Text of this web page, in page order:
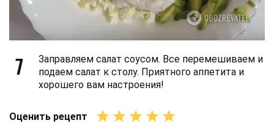
7
Заправляем салат соусом. Все перемешиваем и
подаем салат к столу. Приятного аппетита и
хорошего вам настроения!
Оценить рецепт